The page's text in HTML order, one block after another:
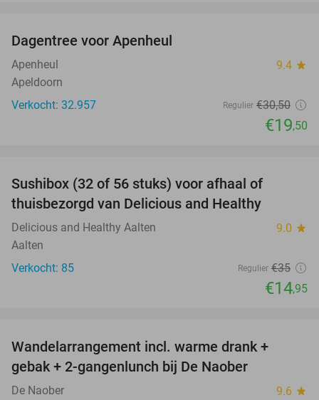
Dagentree voor Apenheul
Apenheul 9.4 star
Apeldoorn
Verkocht: 32.957
Regulier €30,50
€19,50
Sushibox (32 of 56 stuks) voor afhaal of
thuisbezorgd van Delicious and Healthy
Delicious and Healthy Aalten 9.0 star
Aalten
Verkocht: 85
Regulier €35
€14,95
Wandelarrangement incl. warme drank +
gebak + 2-gangenlunch bij De Naober
De Naober 9.6 star